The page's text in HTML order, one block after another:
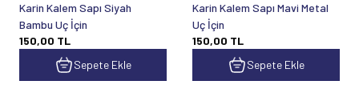
Karin Kalem Sapı Siyah
Bambu Uç İçin
150,00 TL
Sepete Ekle
Karin Kalem Sapı Mavi Metal
Uç İçin
150,00 TL
Sepete Ekle